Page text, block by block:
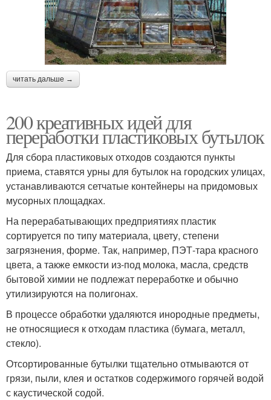
читать дальше →
200 креативных идей для
переработки пластиковых бутылок
Для сбора пластиковых отходов создаются пункты
приема, ставятся урны для бутылок на городских улицах,
устанавливаются сетчатые контейнеры на придомовых
мусорных площадках.
На перерабатывающих предприятиях пластик
сортируется по типу материала, цвету, степени
загрязнения, форме. Так, например, ПЭТ-тара красного
цвета, а также емкости из-под молока, масла, средств
бытовой химии не подлежат переработке и обычно
утилизируются на полигонах.
В процессе обработки удаляются инородные предметы,
не относящиеся к отходам пластика (бумага, металл,
стекло).
Отсортированные бутылки тщательно отмываются от
грязи, пыли, клея и остатков содержимого горячей водой
с каустической содой.